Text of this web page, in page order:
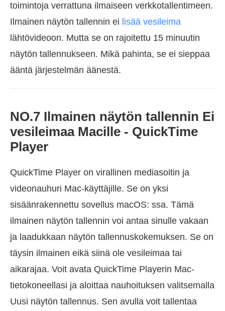
toimintoja verrattuna ilmaiseen verkkotallentimeen.
Ilmainen näytön tallennin ei lisää vesileima
lähtövideoon. Mutta se on rajoitettu 15 minuutin
näytön tallennukseen. Mikä pahinta, se ei sieppaa
ääntä järjestelmän äänestä.
NO.7 Ilmainen näytön tallennin Ei
vesileimaa Macille - QuickTime
Player
QuickTime Player on virallinen mediasoitin ja
videonauhuri Mac-käyttäjille. Se on yksi
sisäänrakennettu sovellus macOS: ssa. Tämä
ilmainen näytön tallennin voi antaa sinulle vakaan
ja laadukkaan näytön tallennuskokemuksen. Se on
täysin ilmainen eikä siinä ole vesileimaa tai
aikarajaa. Voit avata QuickTime Playerin Mac-
tietokoneellasi ja aloittaa nauhoituksen valitsemalla
Uusi näytön tallennus. Sen avulla voit tallentaa